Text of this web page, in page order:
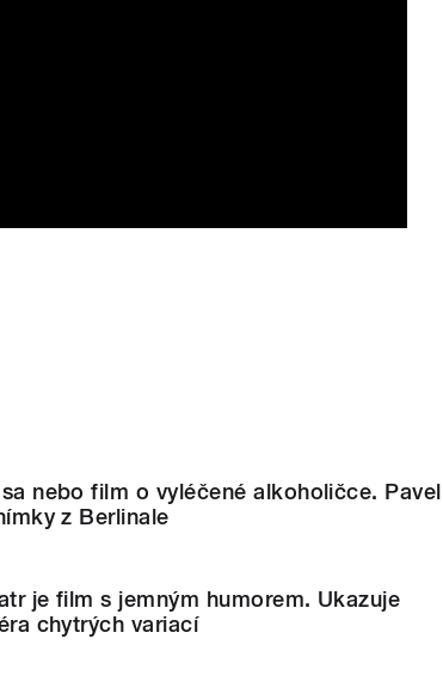
nebo film o vyléčené alkoholičce. Pavel
z Berlinale
je film s jemným humorem. Ukazuje
chytrých variací